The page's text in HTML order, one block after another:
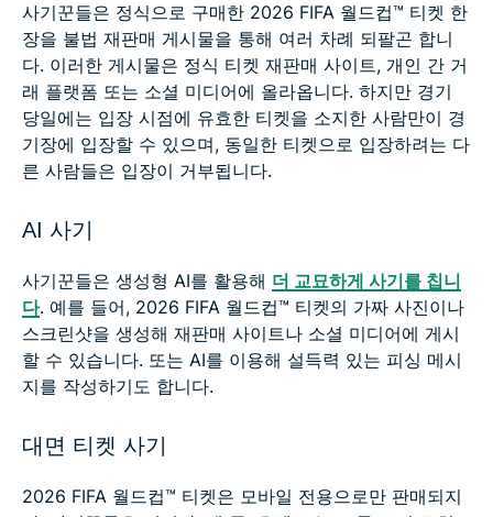
사기꾼들은 정식으로 구매한 2026 FIFA 월드컵™ 티켓 한
장을 불법 재판매 게시물을 통해 여러 차례 되팔곤 합니
다. 이러한 게시물은 정식 티켓 재판매 사이트, 개인 간 거
래 플랫폼 또는 소셜 미디어에 올라옵니다. 하지만 경기
당일에는 입장 시점에 유효한 티켓을 소지한 사람만이 경
기장에 입장할 수 있으며, 동일한 티켓으로 입장하려는 다
른 사람들은 입장이 거부됩니다.
AI 사기
사기꾼들은 생성형 AI를 활용해 더 교묘하게 사기를 칩니
다. 예를 들어, 2026 FIFA 월드컵™ 티켓의 가짜 사진이나
스크린샷을 생성해 재판매 사이트나 소셜 미디어에 게시
할 수 있습니다. 또는 AI를 이용해 설득력 있는 피싱 메시
지를 작성하기도 합니다.
대면 티켓 사기
2026 FIFA 월드컵™ 티켓은 모바일 전용으로만 판매되지